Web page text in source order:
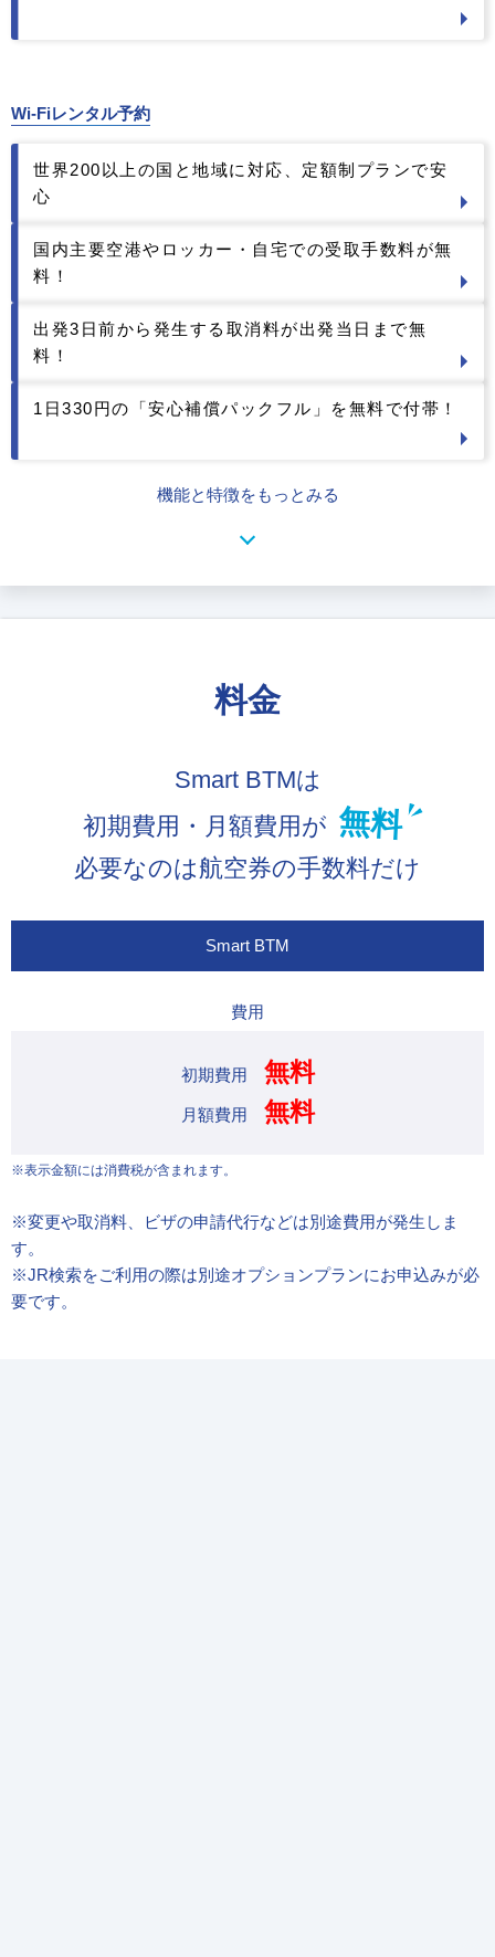
Wi-Fiレンタル予約
世界200以上の国と地域に対応、定額制プランで安
心
国内主要空港やロッカー・自宅での受取手数料が無
料！
出発3日前から発生する取消料が出発当日まで無
料！
1日330円の「安心補償パックフル」を無料で付帯！
機能と特徴をもっとみる
料金
Smart BTMは
初期費用・月額費用が 無料
必要なのは航空券の手数料だけ
Smart BTM
費用
初期費用 無料
月額費用 無料
※表示金額には消費税が含まれます。
※変更や取消料、ビザの申請代行などは別途費用が発生しま
す。
※JR検索をご利用の際は別途オプションプランにお申込みが必
要です。